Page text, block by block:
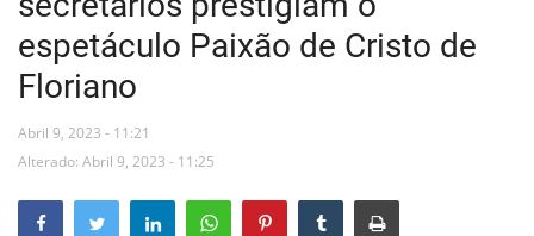
Editais
Floriano
Secretarias e Órgãos
Mural de Licitações
espetáculo Paixão de Cristo de
Floriano
Abril 9, 2023 - 11:21
Alterado: Abril 9, 2023 - 11:25